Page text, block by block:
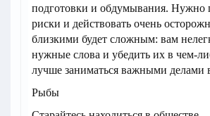
подготовки и обдумывания. Нужно
риски и действовать очень
близкими будет сложным: вам
нужные слова и убедить их в чем-
лучше заниматься важными делами
Рыбы